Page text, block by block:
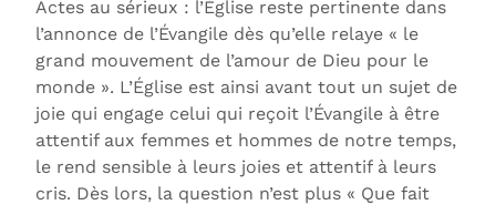
Actes au sérieux : l’Église reste pertinente dans
l’annonce de l’Évangile dès qu’elle relaye « le
grand mouvement de l’amour de Dieu pour le
monde ». L’Église est ainsi avant tout un sujet de
joie qui engage celui qui reçoit l’Évangile à être
attentif aux femmes et hommes de notre temps,
le rend sensible à leurs joies et attentif à leurs
cris. Dès lors, la question n’est plus « Que fait